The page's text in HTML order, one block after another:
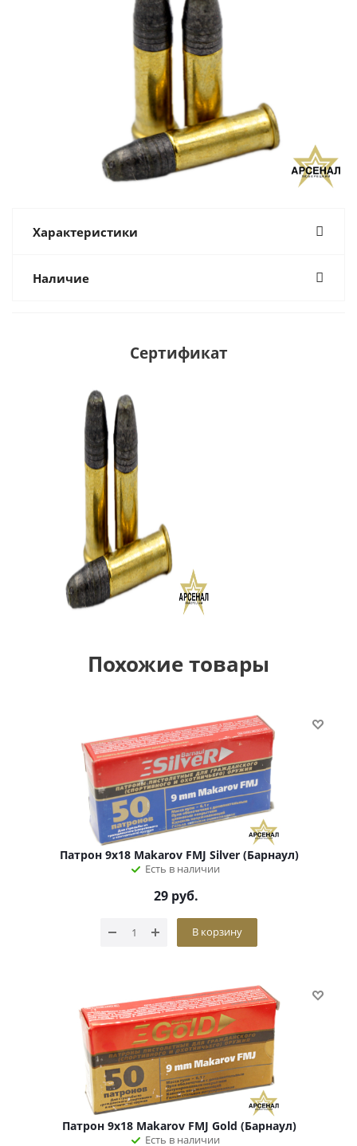
Характеристики
Наличие
Сертификат
Похожие товары
Патрон 9х18 Makarov FMJ Silver (Барнаул)
Есть в наличии
29 руб.
В корзину
Патрон 9х18 Makarov FMJ Gold (Барнаул)
Есть в наличии